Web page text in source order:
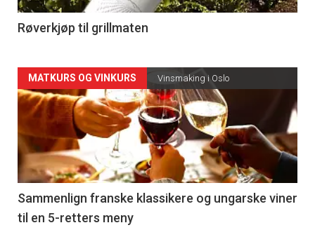
4
Røverkjøp til grillmaten
Forsiden
akkurat
nå
-
5
MATKURS OG VINKURS Vinsmaking i Oslo
Sammenlign franske klassikere og ungarske viner
til en 5-retters meny